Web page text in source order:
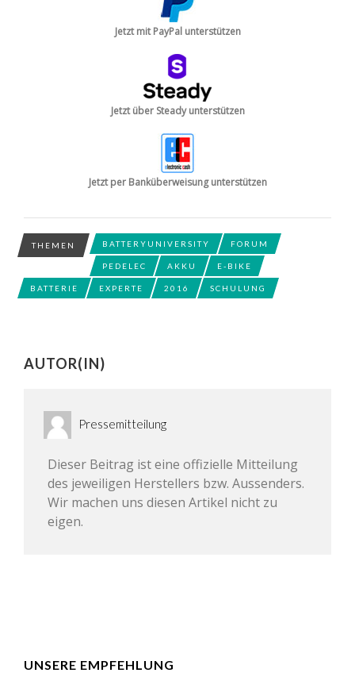
Jetzt mit PayPal unterstützen
Jetzt über Steady unterstützen
Jetzt per Banküberweisung unterstützen
THEMEN BATTERYUNIVERSITY FORUM
PEDELEC AKKU E-BIKE
BATTERIE EXPERTE 2016 SCHULUNG
AUTOR(IN)
Pressemitteilung
Dieser Beitrag ist eine offizielle Mitteilung
des jeweiligen Herstellers bzw. Aussenders.
Wir machen uns diesen Artikel nicht zu
eigen.
UNSERE EMPFEHLUNG